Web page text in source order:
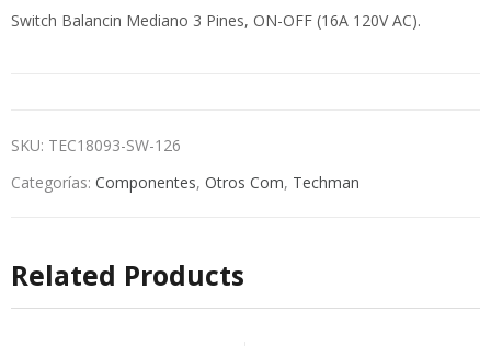
Switch Balancin Mediano 3 Pines, ON-OFF (16A 120V AC).
SKU: TEC18093-SW-126
Categorías: Componentes, Otros Com, Techman
Related Products